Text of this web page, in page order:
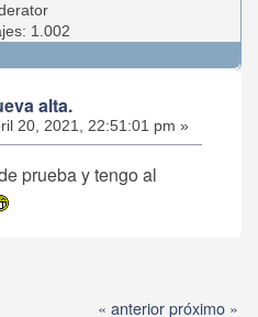
1.002
alta.
20, 2021, 22:51:01 pm »
prueba y tengo al
« anteriorpróximo »